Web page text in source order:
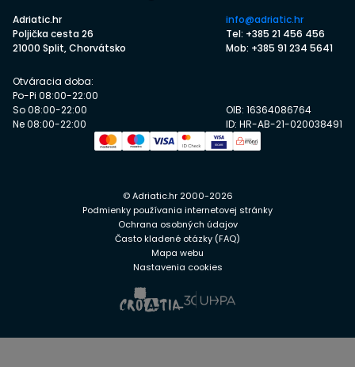
Adriatic.hr
Poljička cesta 26
21000 Split, Chorvátsko
info@adriatic.hr
Tel: +385 21 456 456
Mob: +385 91 234 5641
Otváracia doba:
Po-Pi 08:00-22:00
So 08:00-22:00
Ne 08:00-22:00
OIB: 16364086764
ID: HR-AB-21-020038491
© Adriatic.hr 2000-2026
Podmienky používania internetovej stránky
Ochrana osobných údajov
Často kladené otázky (FAQ)
Mapa webu
Nastavenia cookies